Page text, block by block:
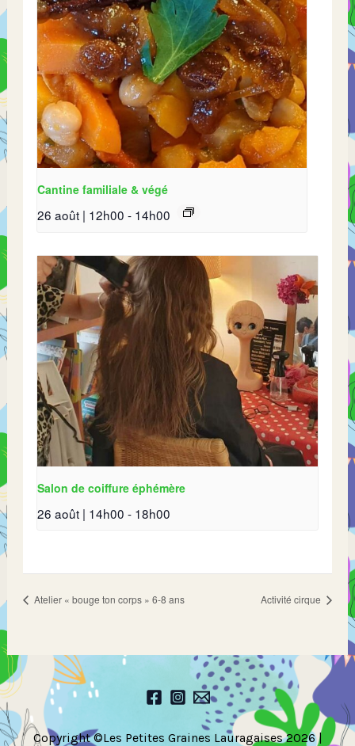
Cantine familiale & végé
26 août | 12h00 - 14h00
Salon de coiffure éphémère
26 août | 14h00 - 18h00
Atelier « bouge ton corps » 6-8 ans Activité cirque
Copyright ©Les Petites Graines Lauragaises 2026 |